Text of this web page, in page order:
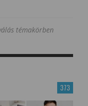
témakörben
373